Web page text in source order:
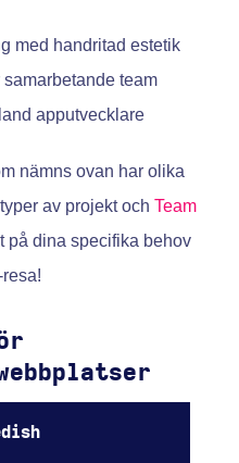
med handritad estetik
team
apputvecklare
nämns ovan har olika
av projekt och Team
på dina specifika behov
webbdesign